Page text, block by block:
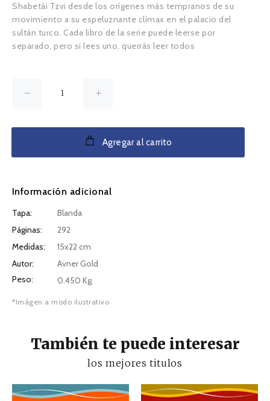
Shabetái Tzvi desde los orígenes más tempranos de su
movimiento a su espeluznante clímax en el palacio del
sultán turco. Cada libro de la serie puede leerse por
separado, pero si lees uno, querrás leer todos
Agregar al carrito
Información adicional
Tapa:
Blanda
Páginas:
292
Medidas:
15x22 cm
Autor:
Avner Gold
Peso:
0.450 Kg.
*Imágen a modo ilustrativo
También te puede interesar
los mejores titulos